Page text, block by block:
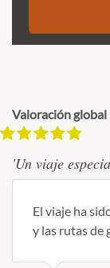
Valoración global
'Un viaje
El viaje ha
y las rutas de